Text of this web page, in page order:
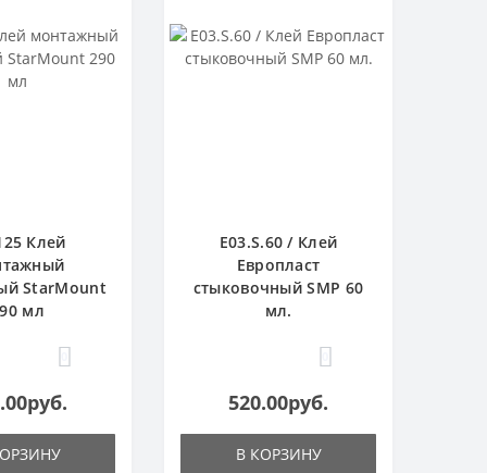
Клей
StarMount
мл
E03.S.60 / Клей
Европласт
стыковочный SMP 60
мл.
520.00руб.
В КОРЗИНУ